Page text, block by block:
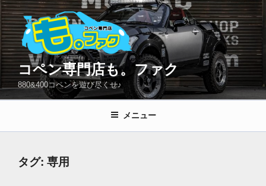
コ
ン
テ
ン
ツ
へ
ス
プ
コペン専門店も。ファク
880&400コペンを遊び尽くせ♪
メニュー
タグ: 専用